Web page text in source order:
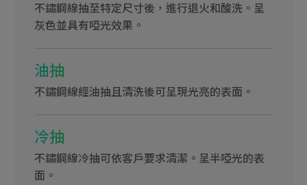
不鏽鋼線抽至特定尺寸後，進行退火和酸洗。呈
灰色並具有啞光效果。
油抽
不鏽鋼線經油抽且清洗後可呈現光亮的表面。
冷抽
不鏽鋼線冷抽可依客戶要求清潔。呈半啞光的表
面。